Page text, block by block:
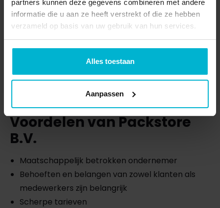
partners kunnen deze gegevens combineren met andere
informatie die u aan ze heeft verstrekt of die ze hebben
verzameld op basis van uw gebruik van hun services.
Alles toestaan
Aanpassen
Voordelen van Packstore
B.V.
Maatschappelijk betrokken ondernemer
Behoeften en belangen van zowel klanten als
medewerkers zijn belangrijk
Scherpe tarieven